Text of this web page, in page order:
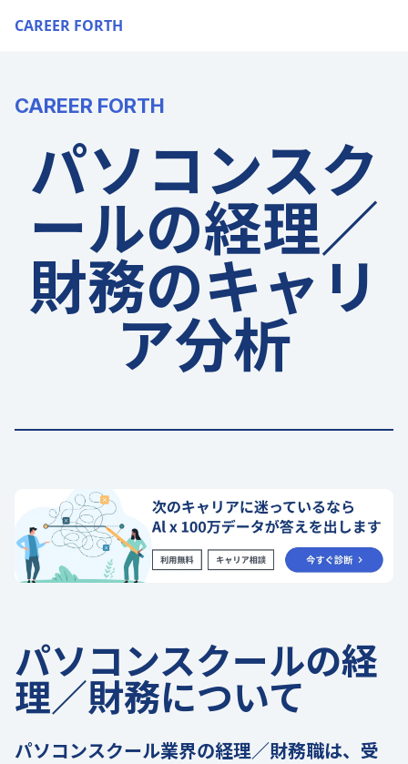
CAREER FORTH
CAREER FORTH
パソコンスク
ールの経理／
財務のキャリ
ア分析
パソコンスクールの経
理／財務について
パソコンスクール業界の経理／財務職は、受